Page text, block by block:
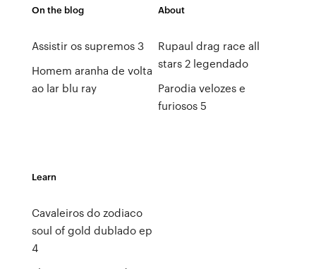
On the blog
Assistir os supremos 3
Homem aranha de volta
ao lar blu ray
About
Rupaul drag race all
stars 2 legendado
Parodia velozes e
furiosos 5
Learn
Cavaleiros do zodiaco
soul of gold dublado ep
4